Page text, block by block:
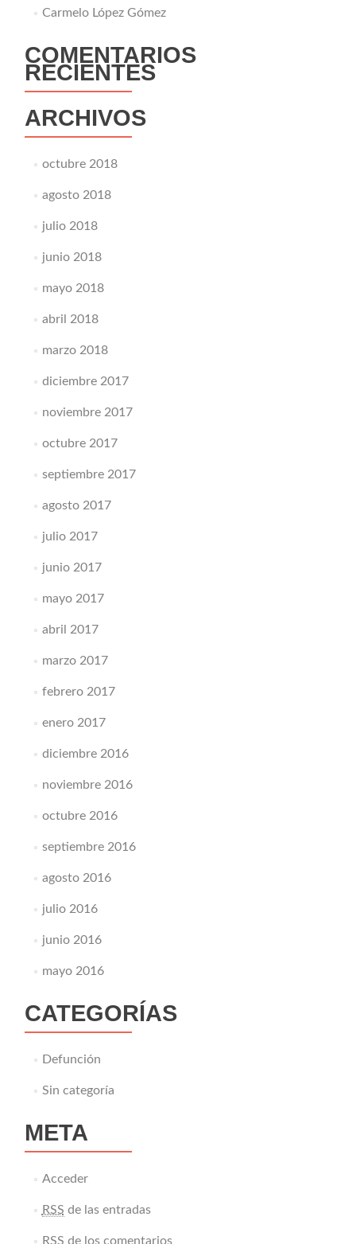
Carmelo López Gómez
COMENTARIOS
RECIENTES
ARCHIVOS
octubre 2018
agosto 2018
julio 2018
junio 2018
mayo 2018
abril 2018
marzo 2018
diciembre 2017
noviembre 2017
octubre 2017
septiembre 2017
agosto 2017
julio 2017
junio 2017
mayo 2017
abril 2017
marzo 2017
febrero 2017
enero 2017
diciembre 2016
noviembre 2016
octubre 2016
septiembre 2016
agosto 2016
julio 2016
junio 2016
mayo 2016
CATEGORÍAS
Defunción
Sin categoría
META
Acceder
RSS de las entradas
RSS de los comentarios